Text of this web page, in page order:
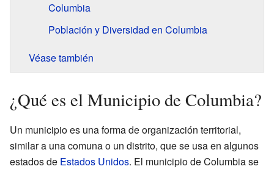
Columbia
Población y Diversidad en Columbia
Véase también
¿Qué es el Municipio de Columbia?
Un municipio es una forma de organización territorial,
similar a una comuna o un distrito, que se usa en algunos
estados de Estados Unidos. El municipio de Columbia se